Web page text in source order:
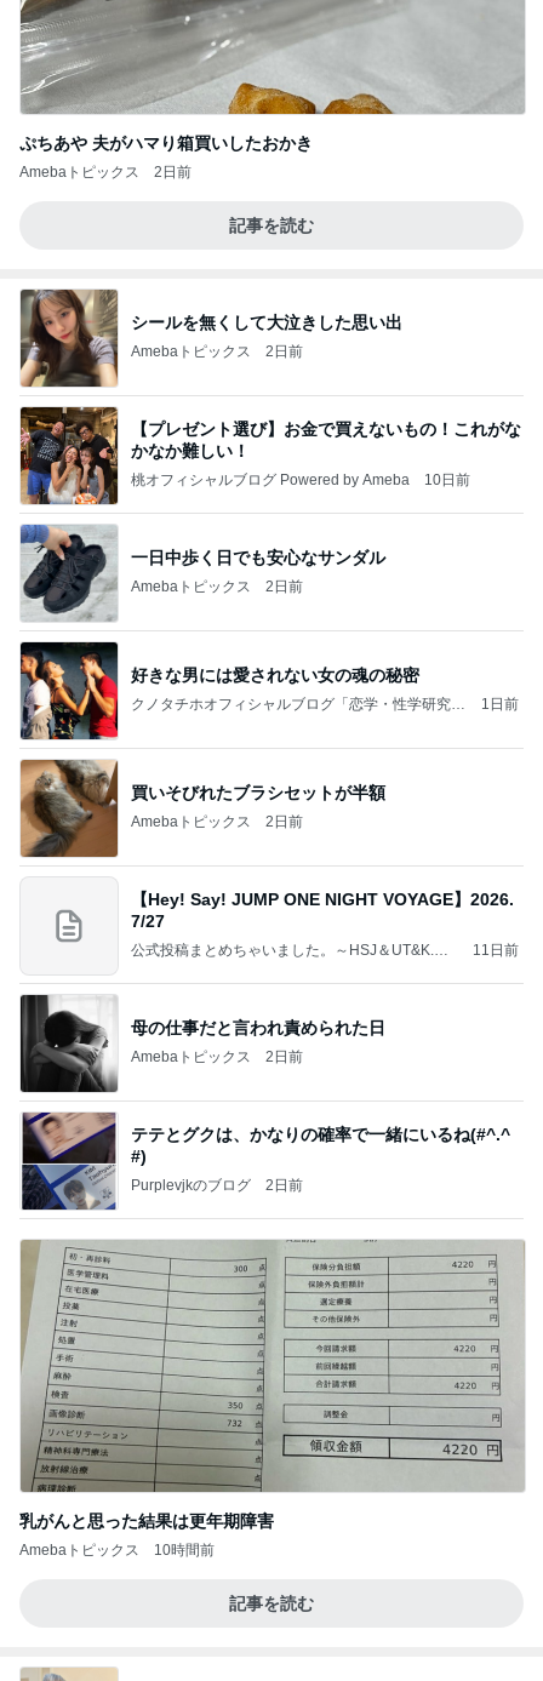
ぷちあや 夫がハマり箱買いしたおかき
Amebaトピックス 2日前
記事を読む
シールを無くして大泣きした思い出
Amebaトピックス 2日前
【プレゼント選び】お金で買えないもの！これがな
かなか難しい！
桃オフィシャルブログ Powered by Ameba 10日前
一日中歩く日でも安心なサンダル
Amebaトピックス 2日前
好きな男には愛されない女の魂の秘密
クノタチホオフィシャルブログ「恋学・性学研究
1日前
買いそびれたブラシセットが半額
Amebaトピックス 2日前
【Hey! Say! JUMP ONE NIGHT VOYAGE】2026.
7/27
公式投稿まとめちゃいました。～HSJ＆UT&K.O.
11日前
母の仕事だと言われ責められた日
Amebaトピックス 2日前
テテとグクは、かなりの確率で一緒にいるね(#^.^
#)
Purplevjkのブログ 2日前
乳がんと思った結果は更年期障害
Amebaトピックス 10時間前
記事を読む